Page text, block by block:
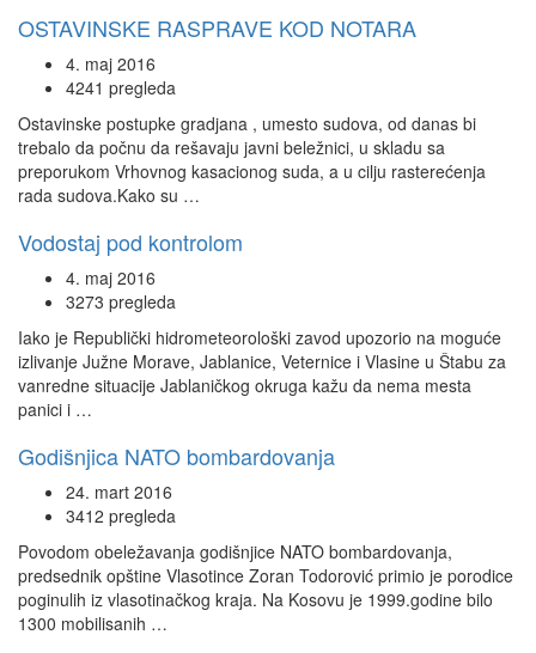
OSTAVINSKE RASPRAVE KOD NOTARA
4. maj 2016
4241 pregleda
Ostavinske postupke gradjana , umesto sudova, od danas bi
trebalo da počnu da rešavaju javni beležnici, u skladu sa
preporukom Vrhovnog kasacionog suda, a u cilju rasterećenja
rada sudova.Kako su …
Vodostaj pod kontrolom
4. maj 2016
3273 pregleda
Iako je Republički hidrometeorološki zavod upozorio na moguće
izlivanje Južne Morave, Jablanice, Veternice i Vlasine u Štabu za
vanredne situacije Jablaničkog okruga kažu da nema mesta
panici i …
Godišnjica NATO bombardovanja
24. mart 2016
3412 pregleda
Povodom obeležavanja godišnjice NATO bombardovanja,
predsednik opštine Vlasotince Zoran Todorović primio je porodice
poginulih iz vlasotinačkog kraja. Na Kosovu je 1999.godine bilo
1300 mobilisanih …